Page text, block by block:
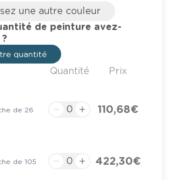
une autre couleur
de peinture avez-
quantité
Quantité Prix
de 26
110,68 €
de 105
422,30 €